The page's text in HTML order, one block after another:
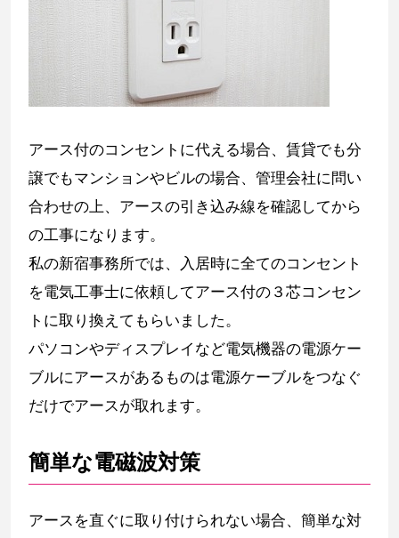
アース付のコンセントに代える場合、賃貸でも分
譲でもマンションやビルの場合、管理会社に問い
合わせの上、アースの引き込み線を確認してから
の工事になります。
私の新宿事務所では、入居時に全てのコンセント
を電気工事士に依頼してアース付の３芯コンセン
トに取り換えてもらいました。
パソコンやディスプレイなど電気機器の電源ケー
ブルにアースがあるものは電源ケーブルをつなぐ
だけでアースが取れます。
簡単な電磁波対策
アースを直ぐに取り付けられない場合、簡単な対